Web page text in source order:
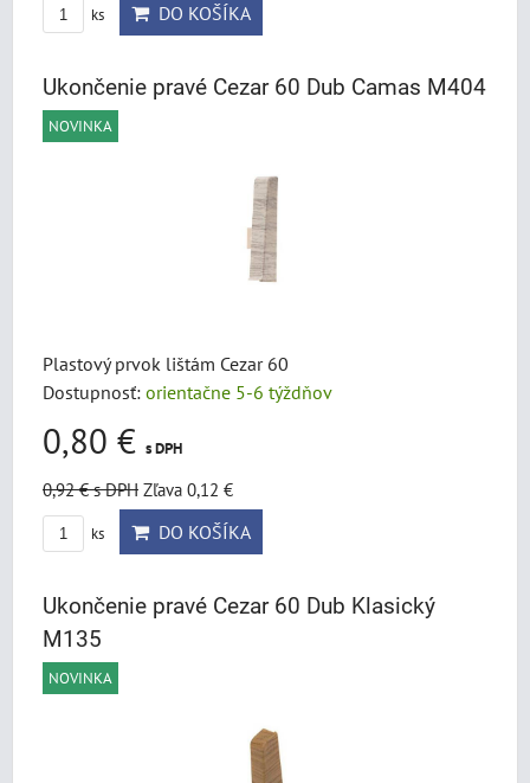
ks DO KOŠÍKA
Ukončenie pravé Cezar 60 Dub Camas M404
NOVINKA
Plastový prvok lištám Cezar 60
Dostupnosť: orientačne 5-6 týždňov
0,80 € s DPH
0,92 €s DPH Zľava 0,12 €
ks DO KOŠÍKA
Ukončenie pravé Cezar 60 Dub Klasický
M135
NOVINKA